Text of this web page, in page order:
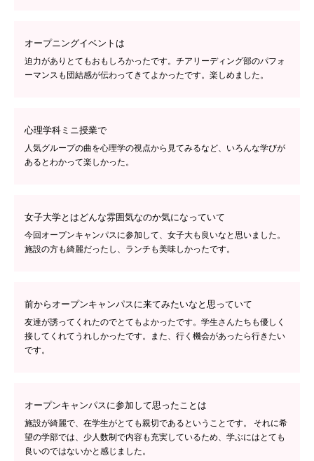
オープニングイベントは
迫力がありとてもおもしろかったです。チアリーディング部のパフォ
ーマンスも団結感が伝わってきてよかったです。楽しめました。
心理学科ミニ授業で
人気グループの曲を心理学の視点から見てみるなど、いろんな学びが
あるとわかって楽しかった。
女子大学とはどんな雰囲気なのか気になっていて
今回オープンキャンパスに参加して、女子大も良いなと思いました。
施設の方も綺麗だったし、ランチも美味しかったです。
前からオープンキャンパスに来てみたいなと思っていて
友達が誘ってくれたのでとてもよかったです。学生さんたちも優しく
接してくれてうれしかったです。また、行く機会があったら行きたい
です。
オープンキャンパスに参加して思ったことは
施設が綺麗で、在学生がとても親切であるということです。 それに希
望の学部では、少人数制で内容も充実しているため、学ぶにはとても
良いのではないかと感じました。